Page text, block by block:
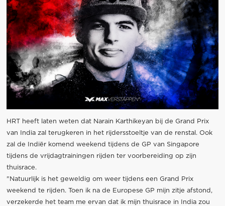
HRT heeft laten weten dat Narain Karthikeyan bij de Grand Prix
van India zal terugkeren in het rijdersstoeltje van de renstal. Ook
zal de Indiër komend weekend tijdens de GP van Singapore
tijdens de vrijdagtrainingen rijden ter voorbereiding op zijn
thuisrace.
"Natuurlijk is het geweldig om weer tijdens een Grand Prix
weekend te rijden. Toen ik na de Europese GP mijn zitje afstond,
verzekerde het team me ervan dat ik mijn thuisrace in India zou